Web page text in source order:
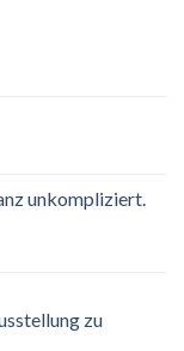
unkompliziert.
zu